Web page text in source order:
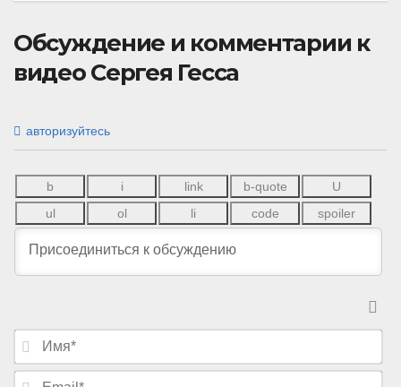
Обсуждение и комментарии к
видео Сергея Гесса
авторизуйтесь
И
я
E